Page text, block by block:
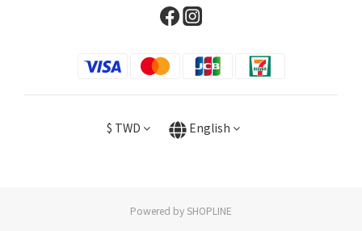
$ TWD English
Powered by SHOPLINE